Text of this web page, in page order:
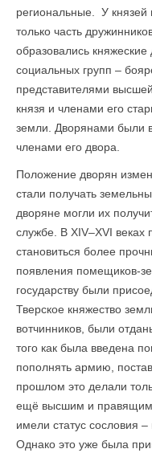
региональные. У князей
только часть
образовались
социальных групп –
представителями
князя и членами его
земли. Дворянами были
членами его двора.
Положение дворян
стали получать
дворяне могли их
службе. В XIV–XVI веках
становиться более
появления помещиков-
государству были
Тверское княжество
вотчинников, были
того как была введена
пополнять армию,
прошлом это делали
ещё высшим и правящим
имели статус сословия
Однако это уже была